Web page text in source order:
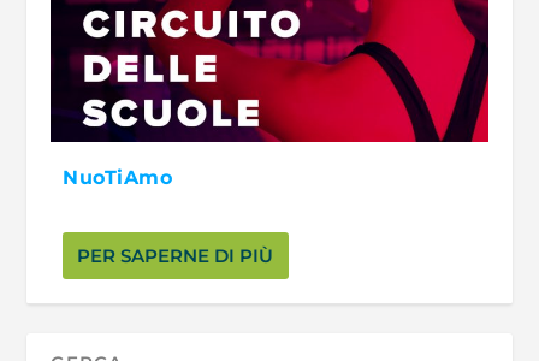
NuoTiAmo
PER SAPERNE DI PIÙ